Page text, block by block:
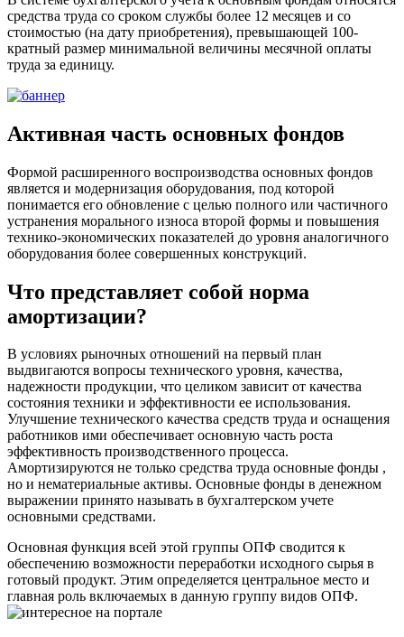
средства труда со сроком службы более 12 месяцев и со
стоимостью (на дату приобретения), превышающей 100-
кратный размер минимальной величины месячной оплаты
труда за единицу.
Активная часть основных фондов
Формой расширенного воспроизводства основных фондов
является и модернизация оборудования, под которой
понимается его обновление с целью полного или частичного
устранения морального износа второй формы и повышения
технико-экономических показателей до уровня аналогичного
оборудования более совершенных конструкций.
Что представляет собой норма
амортизации?
В условиях рыночных отношений на первый план
выдвигаются вопросы технического уровня, качества,
надежности продукции, что целиком зависит от качества
состояния техники и эффективности ее использования.
Улучшение технического качества средств труда и оснащения
работников ими обеспечивает основную часть роста
эффективность производственного процесса.
Амортизируются не только средства труда основные фонды ,
но и нематериальные активы. Основные фонды в денежном
выражении принято называть в бухгалтерском учете
основными средствами.
Основная функция всей этой группы ОПФ сводится к
обеспечению возможности переработки исходного сырья в
готовый продукт. Этим определяется центральное место и
главная роль включаемых в данную группу видов ОПФ.